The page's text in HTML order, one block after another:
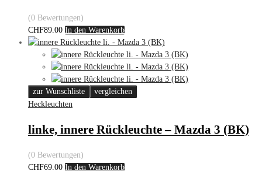
(0 Bewertungen)
CHF89.00 In den Warenkorb
zur Wunschliste
vergleichen
Heckleuchten
linke, innere Rückleuchte – Mazda 3 (BK)
(0 Bewertungen)
CHF69.00 In den Warenkorb